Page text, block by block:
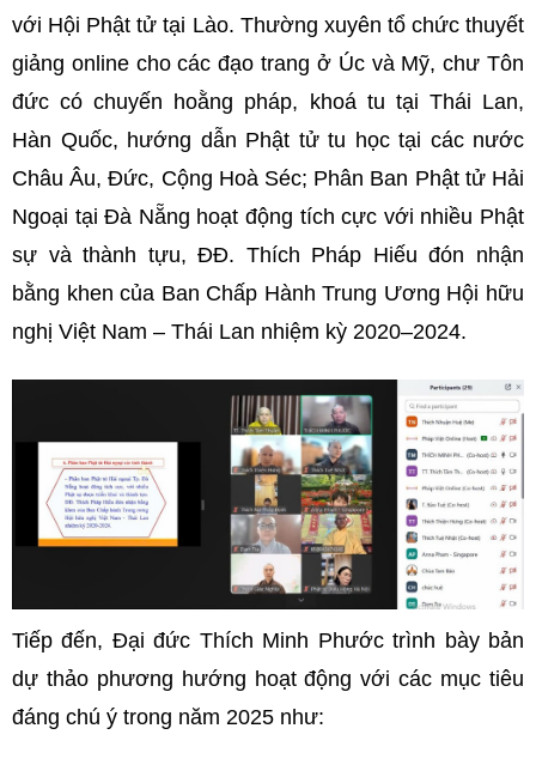
với Hội Phật tử tại Lào. Thường xuyên tổ chức thuyết
giảng online cho các đạo trang ở Úc và Mỹ, chư Tôn
đức có chuyến hoằng pháp, khoá tu tại Thái Lan,
Hàn Quốc, hướng dẫn Phật tử tu học tại các nước
Châu Âu, Đức, Cộng Hoà Séc; Phân Ban Phật tử Hải
Ngoại tại Đà Nẵng hoạt động tích cực với nhiều Phật
sự và thành tựu, ĐĐ. Thích Pháp Hiếu đón nhận
bằng khen của Ban Chấp Hành Trung Ương Hội hữu
nghị Việt Nam – Thái Lan nhiệm kỳ 2020–2024.
Tiếp đến, Đại đức Thích Minh Phước trình bày bản
dự thảo phương hướng hoạt động với các mục tiêu
đáng chú ý trong năm 2025 như: